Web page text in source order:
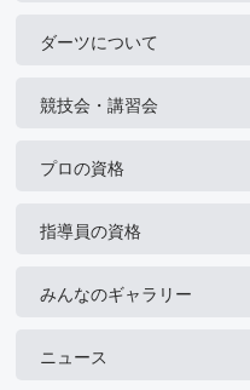
ダーツについて
競技会・講習会
プロの資格
指導員の資格
みんなのギャラリー
ニュース